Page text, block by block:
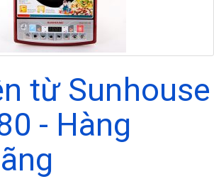
từ Sunhouse
- Hàng